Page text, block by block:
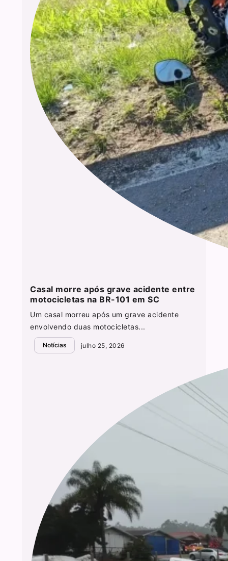
Casal morre após grave acidente entre
motocicletas na BR-101 em SC
Um casal morreu após um grave acidente
envolvendo duas motocicletas...
Notícias julho 25, 2026